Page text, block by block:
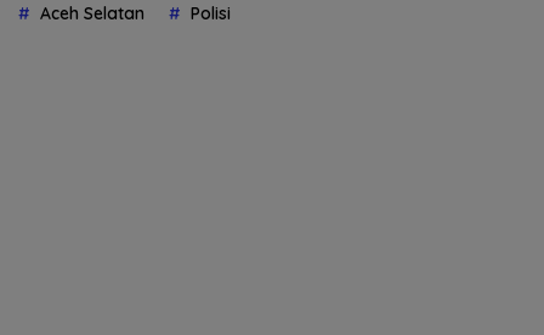
Aceh Selatan Polisi